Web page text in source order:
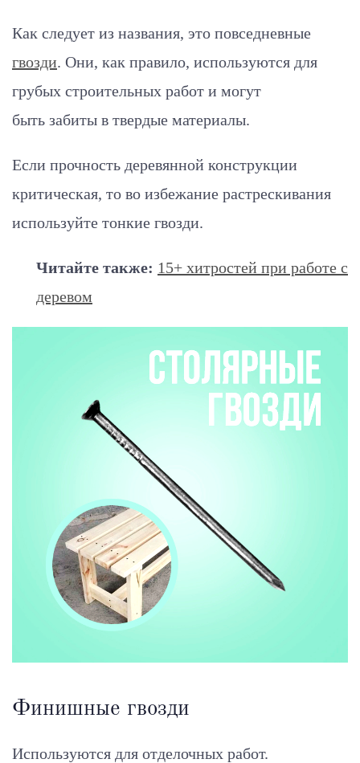
Как следует из названия, это повседневные
гвозди. Они, как правило, используются для
грубых строительных работ и могут
быть забиты в твердые материалы.
Если прочность деревянной конструкции
критическая, то во избежание растрескивания
используйте тонкие гвозди.
Читайте также: 15+ хитростей при работе с
деревом
Финишные гвозди
Используются для отделочных работ.